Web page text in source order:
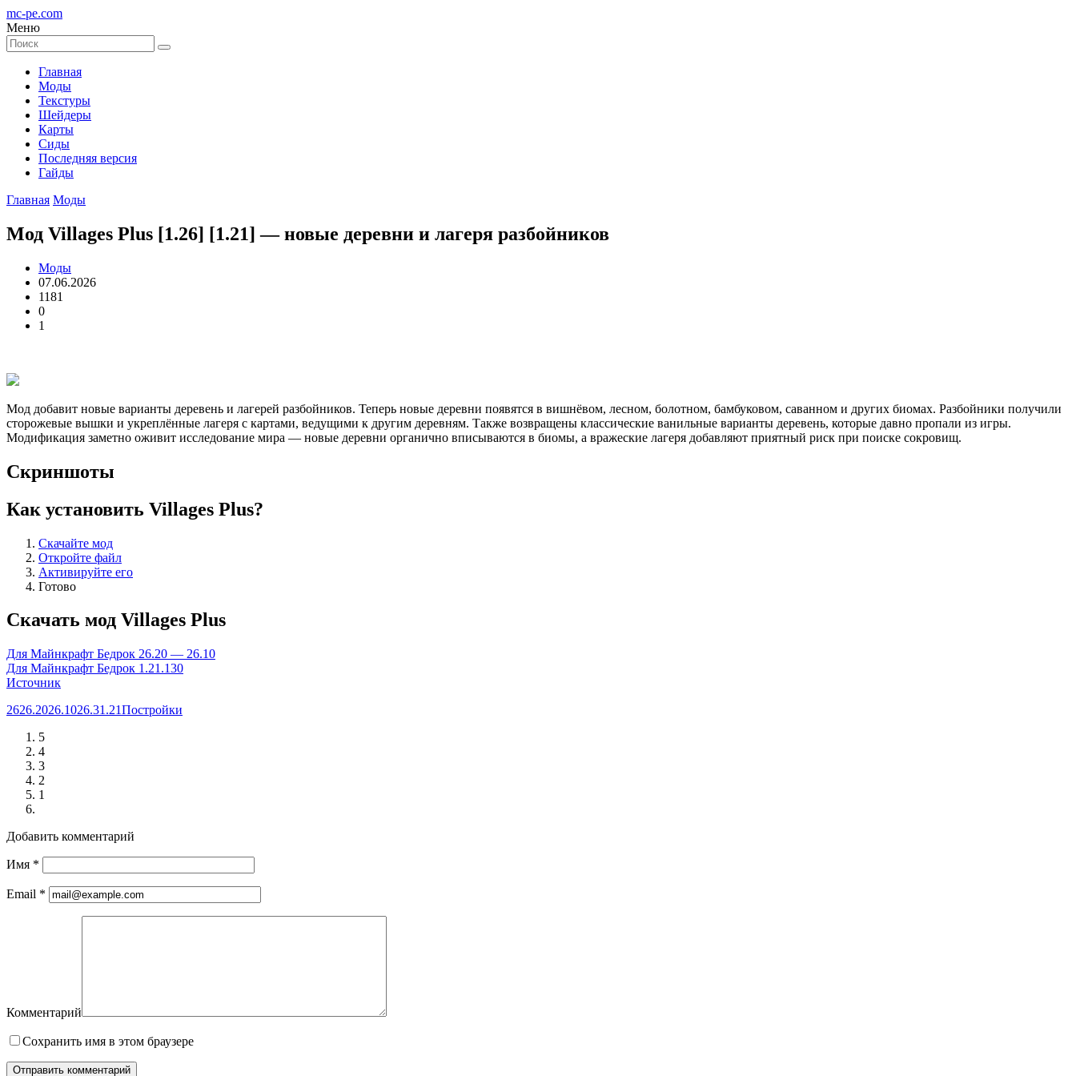
mc-pe.com
Меню
Главная
Моды
Текстуры
Шейдеры
Карты
Сиды
Последняя версия
Гайды
Главная Моды
Мод Villages Plus [1.26] [1.21] — новые деревни и лагеря разбойников
Моды
07.06.2026
1181
0
1
Мод добавит новые варианты деревень и лагерей разбойников. Теперь новые деревни появятся в вишнёвом, лесном, болотном, бамбуковом, саванном и других биомах. Разбойники получили
сторожевые вышки и укреплённые лагеря с картами, ведущими к другим деревням. Также возвращены классические ванильные варианты деревень, которые давно пропали из игры.
Модификация заметно оживит исследование мира — новые деревни органично вписываются в биомы, а вражеские лагеря добавляют приятный риск при поиске сокровищ.
Скриншоты
Как установить Villages Plus?
Скачайте мод
Откройте файл
Активируйте его
Готово
Скачать мод Villages Plus
Для Майнкрафт Бедрок 26.20 — 26.10
Для Майнкрафт Бедрок 1.21.130
Источник
2626.2026.1026.31.21Постройки
5
4
3
2
1
Добавить комментарий
Имя *
Email *
Комментарий
Сохранить имя в этом браузере